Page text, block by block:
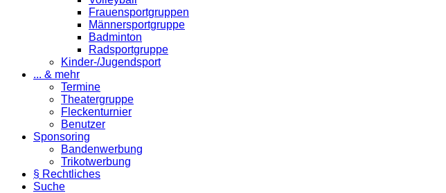
Frauensportgruppen
Männersportgruppe
Badminton
Radsportgruppe
Kinder-/Jugendsport
... & mehr
Termine
Theatergruppe
Fleckenturnier
Benutzer
Sponsoring
Bandenwerbung
Trikotwerbung
§ Rechtliches
Suche